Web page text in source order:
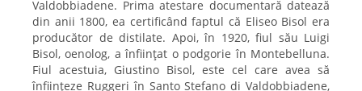
Valdobbiadene. Prima atestare documentară datează
din anii 1800, ea certificând faptul că Eliseo Bisol era
producător de distilate. Apoi, în 1920, fiul său Luigi
Bisol, oenolog, a înființat o podgorie în Montebelluna.
Fiul acestuia, Giustino Bisol, este cel care avea să
înființeze Ruggeri în Santo Stefano di Valdobbiadene,